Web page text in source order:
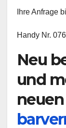
Ihre Anfrage
Handy Nr.
Neu
und